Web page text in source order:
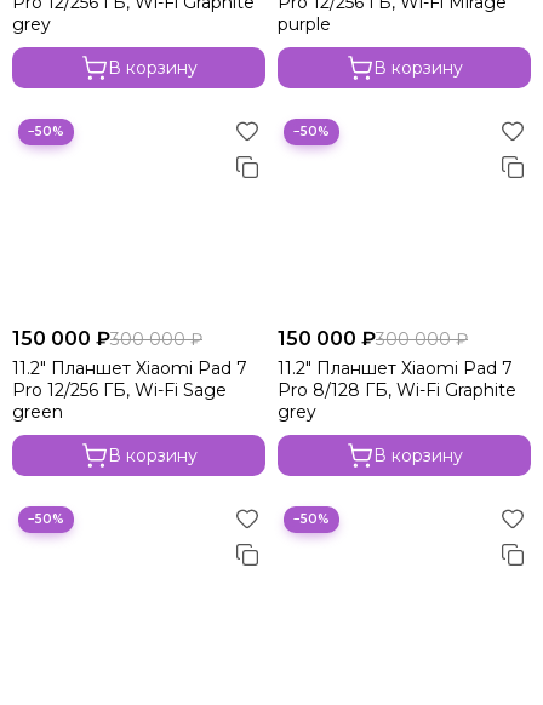
grey
В корзину
purple
В корзину
−50%
150 000 ₽300 000 ₽
11.2" Планшет Xiaomi Pad 7
Pro 12/256 ГБ, Wi-Fi Sage
green
В корзину
−50%
150 000 ₽300 000 ₽
11.2" Планшет Xiaomi Pad 7
Pro 8/128 ГБ, Wi-Fi Graphite
grey
В корзину
−50% −50%